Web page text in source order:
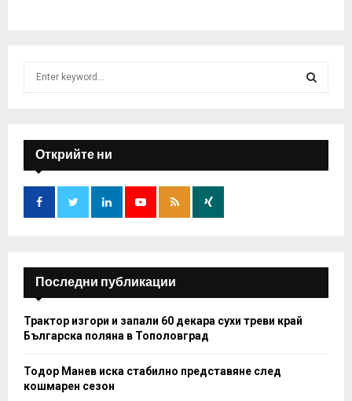
f
o
:
E
A
H
Открийте ни
Последни публикации
Трактор изгори и запали 60 декара сухи треви край
Българска поляна в Тополовград
Тодор Манев иска стабилно представяне след
кошмарен сезон